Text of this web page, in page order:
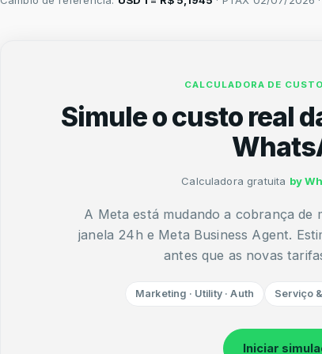
CALCULADORA DE
Simule o custo real
Calculadora gratuita by
A Meta está mudando a cobrança de
janela 24h e Meta Business Agent.
antes que as novas
Marketing · Utility · Auth Serviço
Iniciar